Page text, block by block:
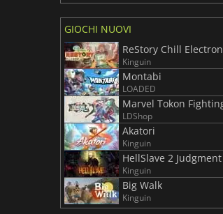
GIOCHI NUOVI
ReStory Chill
Kinguin
Montabi
LOADED
Marvel Tokon
LDShop
Akatori
Kinguin
HellSlave 2
Kinguin
Big Walk
Kinguin